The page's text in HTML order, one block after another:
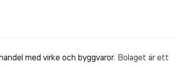
med virke och byggvaror. Bolaget är ett